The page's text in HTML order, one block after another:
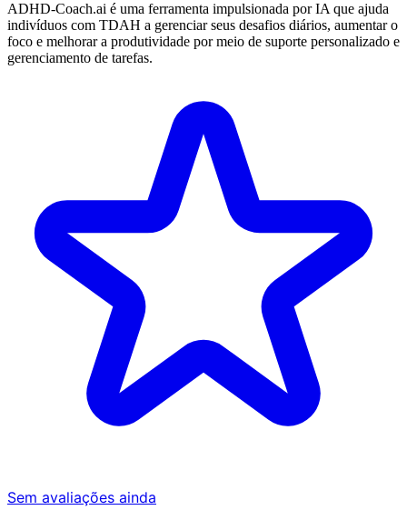
ADHD-Coach.ai é uma ferramenta impulsionada por IA que ajuda
indivíduos com TDAH a gerenciar seus desafios diários, aumentar o
foco e melhorar a produtividade por meio de suporte personalizado e
gerenciamento de tarefas.
Sem avaliações ainda